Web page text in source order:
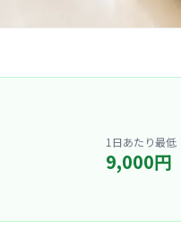
1日あたり最低
9,000円